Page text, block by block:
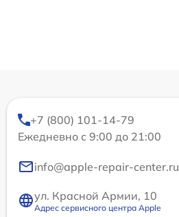
+7 (800) 101-14-79
Ежедневно с 9:00 до 21:00
info@apple-repair-center.ru
ул. Красной Армии, 10
Адрес сервисного центра Apple